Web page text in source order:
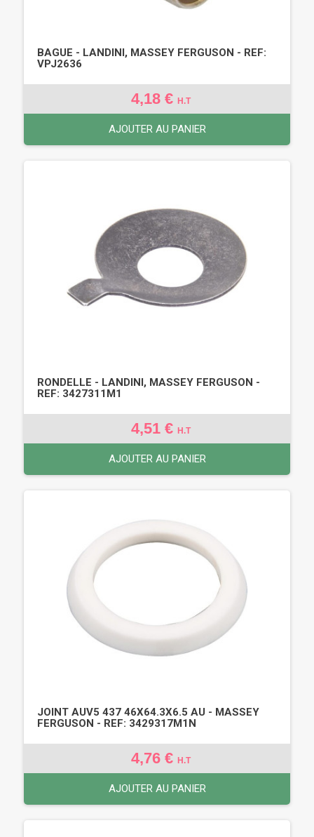
BAGUE - LANDINI, MASSEY FERGUSON - REF:
VPJ2636
4,18 € H.T
AJOUTER AU PANIER
RONDELLE - LANDINI, MASSEY FERGUSON -
REF: 3427311M1
4,51 € H.T
AJOUTER AU PANIER
JOINT AUV5 437 46X64.3X6.5 AU - MASSEY
FERGUSON - REF: 3429317M1N
4,76 € H.T
AJOUTER AU PANIER